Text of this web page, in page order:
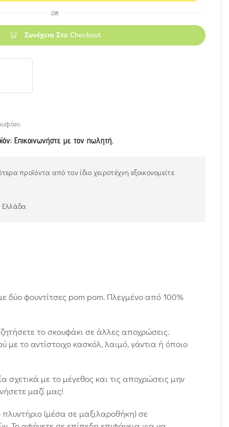
OR
Συνέχεια Στο Checkout
Επικοινωνήστε με τον πωλητή.
προϊόντα από τον ίδιο χειροτέχνη εξοικονομείτε
Ελλάδα
δύο φουντίτσες pom pom. Πλεγμένο από 100%
το σκουφάκι σε άλλες αποχρώσεις.
με το αντίστοιχο κασκόλ, λαιμό, γάντια ή όποιο
σχετικά με το μέγεθος και τις αποχρώσεις μην
μαζί μας!
(μέσα σε μαξιλαροθήκη) σε